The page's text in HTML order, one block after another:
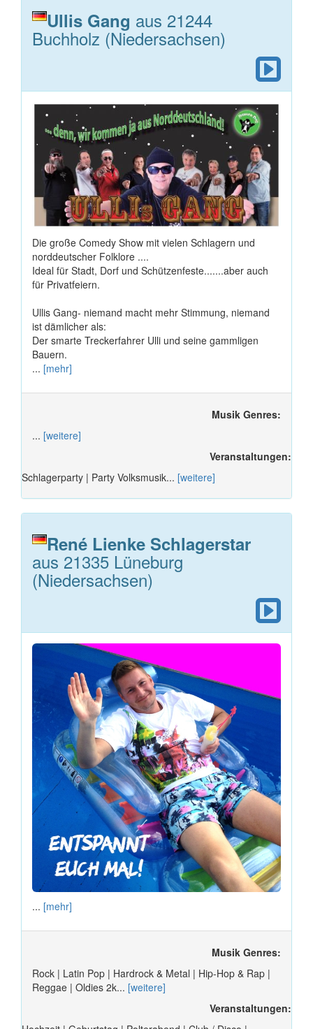
Ullis Gang aus 21244
Buchholz (Niedersachsen)
Die große Comedy Show mit vielen Schlagern und
norddeutscher Folklore ....
Ideal für Stadt, Dorf und Schützenfeste.......aber auch
für Privatfeiern.
Ullis Gang- niemand macht mehr Stimmung, niemand
ist dämlicher als:
Der smarte Treckerfahrer Ulli und seine gammligen
Bauern.
... [mehr]
Musik Genres:
... [weitere]
Veranstaltungen:
Schlagerparty | Party Volksmusik... [weitere]
René Lienke Schlagerstar
aus 21335 Lüneburg
(Niedersachsen)
... [mehr]
Musik Genres:
Rock | Latin Pop | Hardrock & Metal | Hip-Hop & Rap |
Reggae | Oldies 2k... [weitere]
Veranstaltungen: